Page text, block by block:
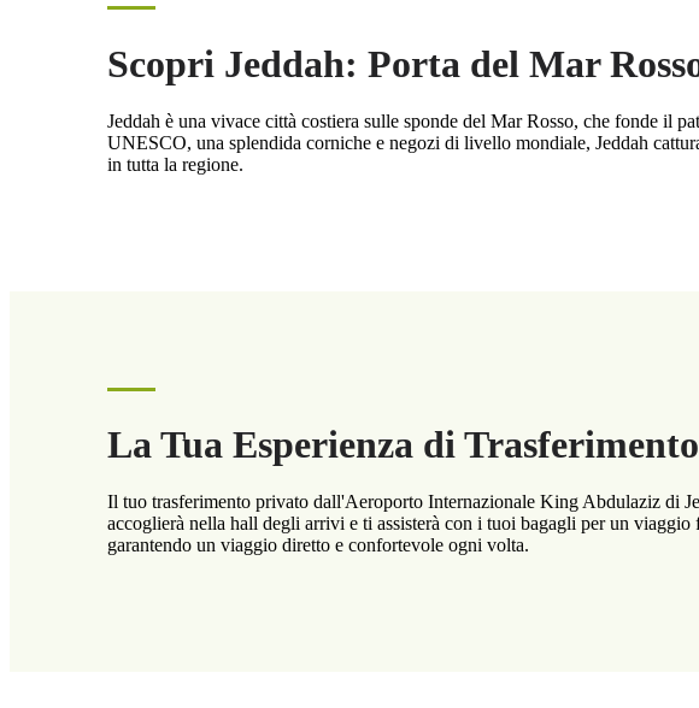
Scopri Jeddah: Porta del Mar
Jeddah è una vivace città costiera sulle sponde del Mar Rosso, che fonde il
UNESCO, una splendida corniche e negozi di livello mondiale, Jeddah
in tutta la regione.
La Tua Esperienza di
Il tuo trasferimento privato dall'Aeroporto Internazionale King Abdulaziz di
accoglierà nella hall degli arrivi e ti assisterà con i tuoi bagagli per un
garantendo un viaggio diretto e confortevole ogni volta.